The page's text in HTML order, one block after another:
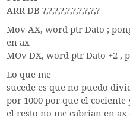
ARR DB ?,?,?,?,?,?,?,?,?,?
Mov AX, word ptr Dato ;
en ax
MOv DX, word ptr Dato +2 ,
Lo que me
sucede es que no puedo
por 1000 por que el cociente